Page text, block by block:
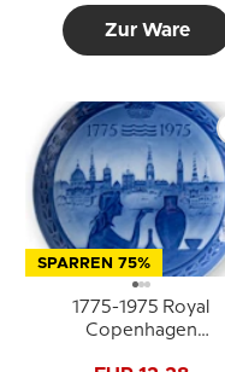
Zur Ware
SPARREN 75%
1775-1975 Royal
Copenhagen